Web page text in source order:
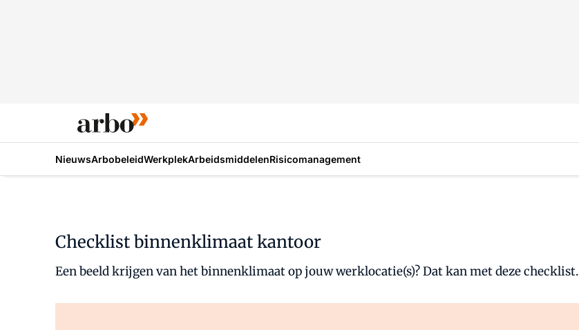
NieuwsArbobeleidWerkplekArbeidsmiddelenRisicomanagement
Checklist binnenklimaat kantoor
Een beeld krijgen van het binnenklimaat op jouw werklocatie(s)? Dat kan met deze checklist.